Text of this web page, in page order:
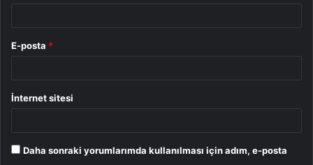
E-posta *
İnternet sitesi
Daha sonraki yorumlarımda kullanılması için adım, e-posta